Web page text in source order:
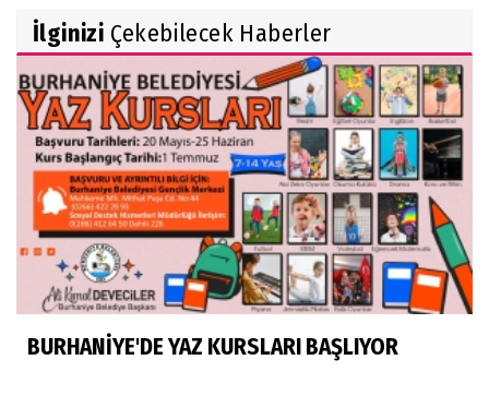
İlginizi Çekebilecek Haberler
BURHANİYE'DE YAZ KURSLARI BAŞLIYOR